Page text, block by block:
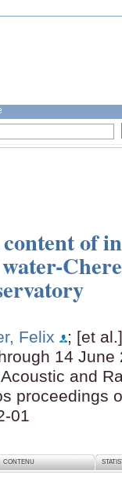
of
Felix
; [et al.]
14
and
proceedings
01
CONTENU